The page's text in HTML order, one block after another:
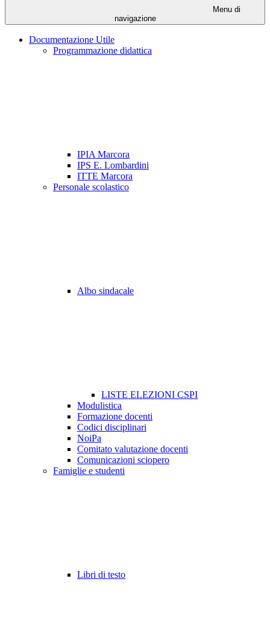
Menu di
navigazione
Documentazione Utile
Programmazione didattica
IPIA Marcora
IPS E. Lombardini
ITTE Marcora
Personale scolastico
Albo sindacale
LISTE ELEZIONI CSPI
Modulistica
Formazione docenti
Codici disciplinari
NoiPa
Comitato valutazione docenti
Comunicazioni sciopero
Famiglie e studenti
Libri di testo